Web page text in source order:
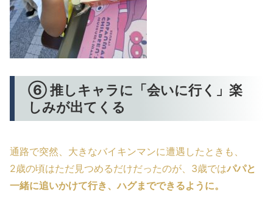
⑥ 推しキャラに「会いに行く」楽
しみが出てくる
通路で突然、大きなバイキンマンに遭遇したときも、
2歳の頃はただ見つめるだけだったのが、3歳ではパパと
一緒に追いかけて行き、ハグまでできるように。